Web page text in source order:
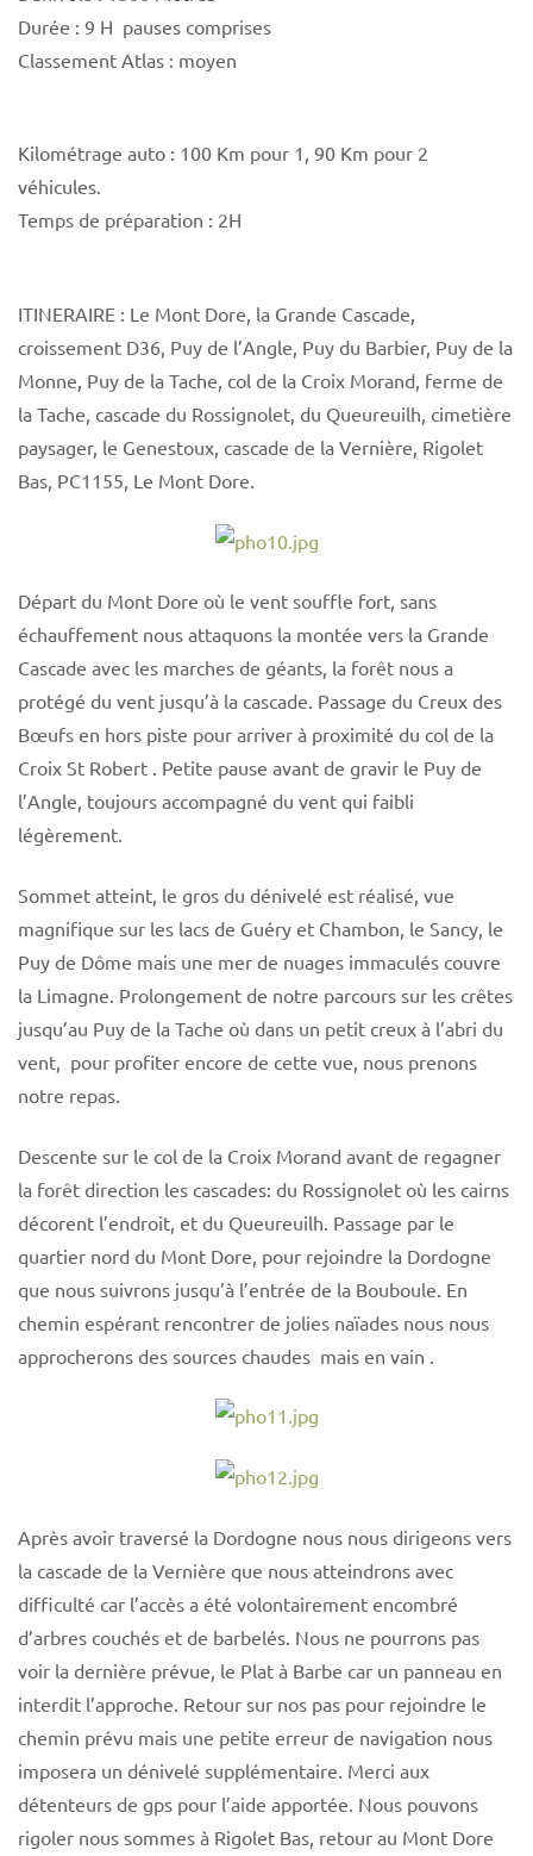
Durée : 9 H pauses comprises
Classement Atlas : moyen
Kilométrage auto : 100 Km pour 1, 90 Km pour 2
véhicules.
Temps de préparation : 2H
ITINERAIRE : Le Mont Dore, la Grande Cascade,
croissement D36, Puy de l’Angle, Puy du Barbier, Puy de la
Monne, Puy de la Tache, col de la Croix Morand, ferme de
la Tache, cascade du Rossignolet, du Queureuilh, cimetière
paysager, le Genestoux, cascade de la Vernière, Rigolet
Bas, PC1155, Le Mont Dore.
Départ du Mont Dore où le vent souffle fort, sans
échauffement nous attaquons la montée vers la Grande
Cascade avec les marches de géants, la forêt nous a
protégé du vent jusqu’à la cascade. Passage du Creux des
Bœufs en hors piste pour arriver à proximité du col de la
Croix St Robert . Petite pause avant de gravir le Puy de
l’Angle, toujours accompagné du vent qui faibli
légèrement.
Sommet atteint, le gros du dénivelé est réalisé, vue
magnifique sur les lacs de Guéry et Chambon, le Sancy, le
Puy de Dôme mais une mer de nuages immaculés couvre
la Limagne. Prolongement de notre parcours sur les crêtes
jusqu’au Puy de la Tache où dans un petit creux à l’abri du
vent, pour profiter encore de cette vue, nous prenons
notre repas.
Descente sur le col de la Croix Morand avant de regagner
la forêt direction les cascades: du Rossignolet où les cairns
décorent l’endroit, et du Queureuilh. Passage par le
quartier nord du Mont Dore, pour rejoindre la Dordogne
que nous suivrons jusqu’à l’entrée de la Bouboule. En
chemin espérant rencontrer de jolies naïades nous nous
approcherons des sources chaudes mais en vain .
Après avoir traversé la Dordogne nous nous dirigeons vers
la cascade de la Vernière que nous atteindrons avec
difficulté car l’accès a été volontairement encombré
d’arbres couchés et de barbelés. Nous ne pourrons pas
voir la dernière prévue, le Plat à Barbe car un panneau en
interdit l’approche. Retour sur nos pas pour rejoindre le
chemin prévu mais une petite erreur de navigation nous
imposera un dénivelé supplémentaire. Merci aux
détenteurs de gps pour l’aide apportée. Nous pouvons
rigoler nous sommes à Rigolet Bas, retour au Mont Dore